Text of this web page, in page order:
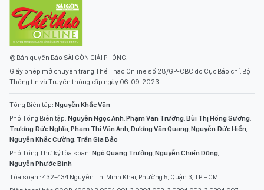
© Bản quyền Báo SÀI GÒN GIẢI PHÓNG.
Giấy phép mở chuyên trang Thể Thao Online số 28/GP-CBC do Cục Báo chí, Bộ
Thông tin và Truyền thông cấp ngày 06-09-2023.
Tổng Biên tập: Nguyễn Khắc Văn
Phó Tổng Biên tập: Nguyễn Ngọc Anh,Phạm Văn Trường,Bùi Thị Hồng Sương,
Trương Đức Nghĩa,Phạm Thị Vân Anh,Dương Văn Quang,Nguyễn Đức Hiển,
Nguyễn Khắc Cường, Trần Gia Bảo
Phó Tổng Thư ký tòa soạn: Ngô Quang Trưởng,Nguyễn Chiến Dũng,
Nguyễn Phước Bình
Tòa soạn : 432-434 Nguyễn Thị Minh Khai, Phường 5, Quận 3, TP.HCM